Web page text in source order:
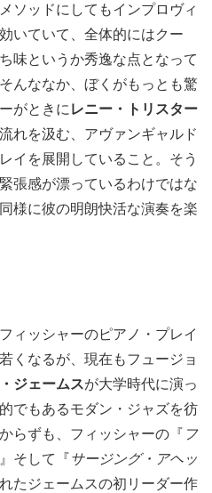
ソッドにしてもインプロヴィ
いていて、全体的にはクー
味というか秀逸な点となって
んななか、ぼくがもっとも驚
がときに レニー・トリスター
れを汲む、アヴァンギャルド
イを展開していること。そう
張感が漂っているわけではな
様に彼の明朗快活な演奏を楽
ィッシャーのピアノ・プレイ
くなるが、現在もフュージョ
ジェームスが大学時代に演っ
でもあるモダン・ジャズを彷
らずも、フィッシャーの『 フ
』そして『サージング・アヘッ
たジェームスの初リーダー作